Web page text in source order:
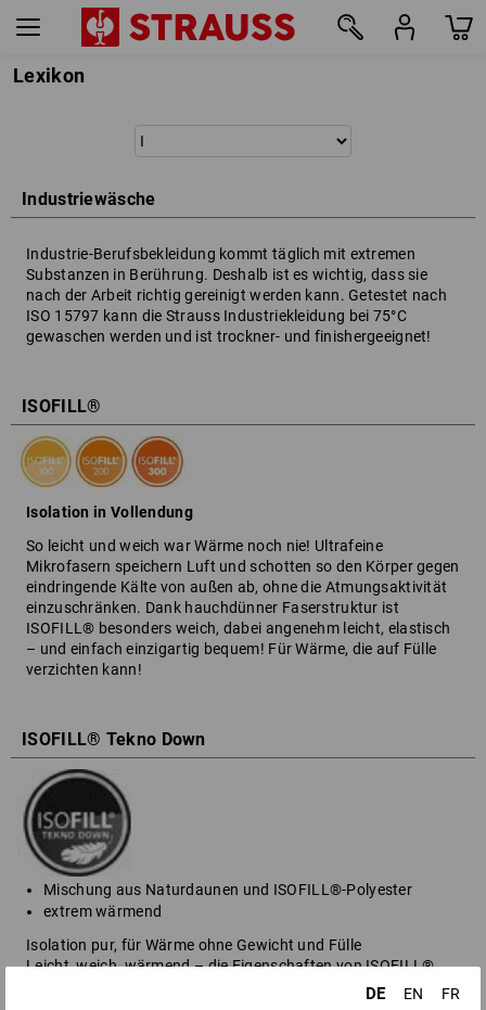
Lexikon
Industriewäsche
Industrie-Berufsbekleidung kommt täglich mit extremen
Substanzen in Berührung. Deshalb ist es wichtig, dass sie
nach der Arbeit richtig gereinigt werden kann. Getestet nach
ISO 15797 kann die Strauss Industriekleidung bei 75°C
gewaschen werden und ist trockner- und finishergeeignet!
ISOFILL®
Isolation in Vollendung
So leicht und weich war Wärme noch nie! Ultrafeine
Mikrofasern speichern Luft und schotten so den Körper gegen
eindringende Kälte von außen ab, ohne die Atmungsaktivität
einzuschränken. Dank hauchdünner Faserstruktur ist
ISOFILL® besonders weich, dabei angenehm leicht, elastisch
– und einfach einzigartig bequem! Für Wärme, die auf Fülle
verzichten kann!
ISOFILL® Tekno Down
Mischung aus Naturdaunen und ISOFILL®-Polyester
extrem wärmend
Isolation pur, für Wärme ohne Gewicht und Fülle
Leicht, weich, wärmend – die Eigenschaften von ISOFILL®
werden in ISOFILL® TEKNO DOWN noch um die von Daune
DE EN
FR